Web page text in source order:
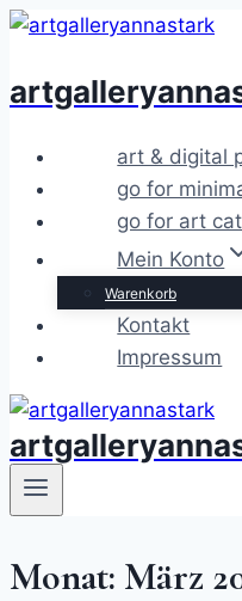
Zum
springen
art & digital
go for
go for art
Mein Konto
Warenkorb
Kontakt
Impressum
Monat: März